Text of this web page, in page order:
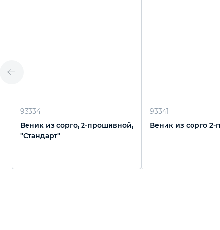
93334
Веник из сорго, 2-прошивной,
"Стандарт"
93341
Веник из сорго